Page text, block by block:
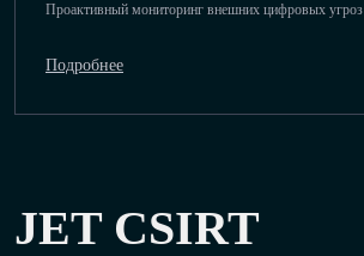
Проактивный мониторинг внешних цифровых угроз
Подробнее
JET CSIRT